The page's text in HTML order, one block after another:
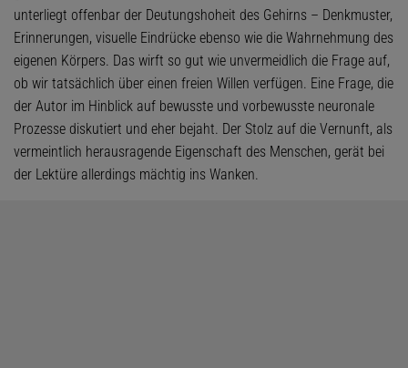
unterliegt offenbar der Deutungshoheit des Gehirns – Denkmuster,
Erinnerungen, visuelle Eindrücke ebenso wie die Wahrnehmung des
eigenen Körpers. Das wirft so gut wie unvermeidlich die Frage auf,
ob wir tatsächlich über einen freien Willen verfügen. Eine Frage, die
der Autor im Hinblick auf bewusste und vorbewusste neuronale
Prozesse diskutiert und eher bejaht. Der Stolz auf die Vernunft, als
vermeintlich herausragende Eigenschaft des Menschen, gerät bei
der Lektüre allerdings mächtig ins Wanken.